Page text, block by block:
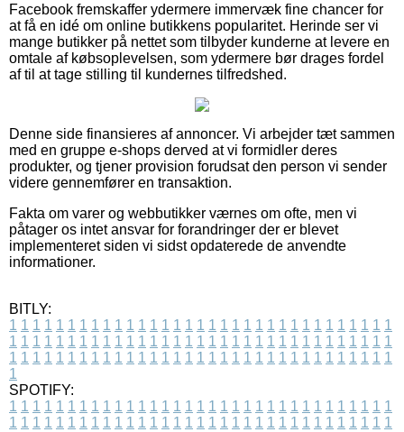
Facebook fremskaffer ydermere immervæk fine chancer for
at få en idé om online butikkens popularitet. Herinde ser vi
mange butikker på nettet som tilbyder kunderne at levere en
omtale af købsoplevelsen, som ydermere bør drages fordel
af til at tage stilling til kundernes tilfredshed.
Denne side finansieres af annoncer. Vi arbejder tæt sammen
med en gruppe e-shops derved at vi formidler deres
produkter, og tjener provision forudsat den person vi sender
videre gennemfører en transaktion.
Fakta om varer og webbutikker værnes om ofte, men vi
påtager os intet ansvar for forandringer der er blevet
implementeret siden vi sidst opdaterede de anvendte
informationer.
BITLY:
1 1 1 1 1 1 1 1 1 1 1 1 1 1 1 1 1 1 1 1 1 1 1 1 1 1 1 1 1 1 1 1 1
1 1 1 1 1 1 1 1 1 1 1 1 1 1 1 1 1 1 1 1 1 1 1 1 1 1 1 1 1 1 1 1 1
1 1 1 1 1 1 1 1 1 1 1 1 1 1 1 1 1 1 1 1 1 1 1 1 1 1 1 1 1 1 1 1 1
1
SPOTIFY:
1 1 1 1 1 1 1 1 1 1 1 1 1 1 1 1 1 1 1 1 1 1 1 1 1 1 1 1 1 1 1 1 1
1 1 1 1 1 1 1 1 1 1 1 1 1 1 1 1 1 1 1 1 1 1 1 1 1 1 1 1 1 1 1 1 1